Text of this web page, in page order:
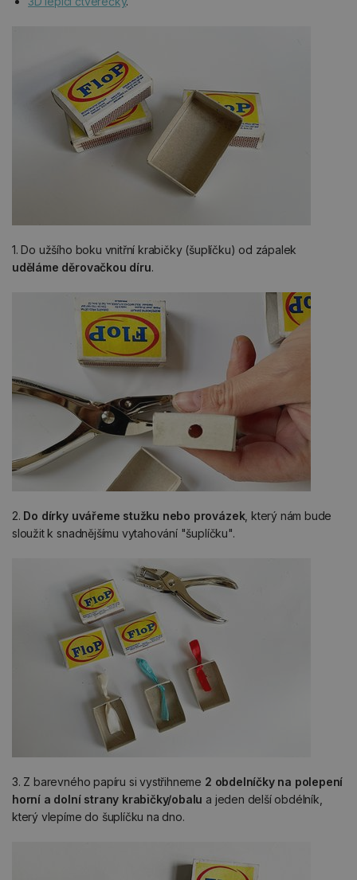
1. Do užšího boku vnitřní krabičky (šuplíčku) od zápalek
uděláme děrovačkou díru.
2. Do dírky uvářeme stužku nebo provázek, který nám bude
sloužit k snadnějšímu vytahování "šuplíčku".
3. Z barevného papíru si vystřihneme 2 obdelníčky na polepení
horní a dolní strany krabičky/obalu a jeden delší obdélník,
který vlepíme do šuplíčku na dno.